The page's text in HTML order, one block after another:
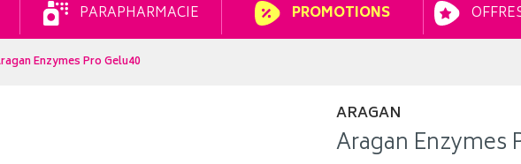
PARAPHARMACIE PROMOTIONS
Enzymes Pro Gelu40
ARAGAN
Aragan Enzymes